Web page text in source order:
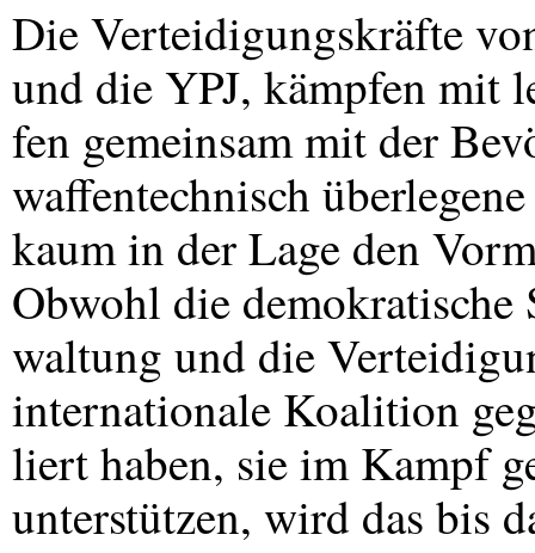
Die Verteidigungskräfte
und dieYPJ, kämpfen mit
fen gemeinsam mit der
waffentechnisch
kaum in der Lage den
Obwohl die demokratische
waltung und die
internationale Koalition
liert haben, sie im Kampf
unterstützen, wird das bis